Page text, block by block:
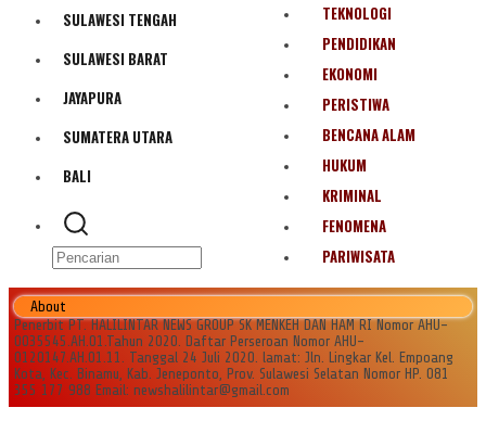
Olahraga
Bencana Alam
SULAWESI TENGAH
SULAWESI BARAT
JAYAPURA
SUMATERA UTARA
BALI
TEKNOLOGI
PENDIDIKAN
EKONOMI
PERISTIWA
BENCANA ALAM
HUKUM
KRIMINAL
FENOMENA
PARIWISATA
About
Penerbit PT. HALILINTAR NEWS GROUP SK MENKEH DAN HAM RI Nomor AHU-
0035545.AH.01.Tahun 2020. Daftar Perseroan Nomor AHU-
0120147.AH.01.11. Tanggal 24 Juli 2020. lamat: Jln. Lingkar Kel. Empoang
Kota, Kec. Binamu, Kab. Jeneponto, Prov. Sulawesi Selatan Nomor HP. 081
355 177 988 Email: newshalilintar@gmail.com